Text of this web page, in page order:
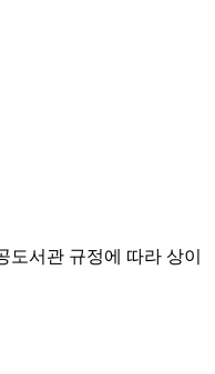
서관 규정에 따라 상이